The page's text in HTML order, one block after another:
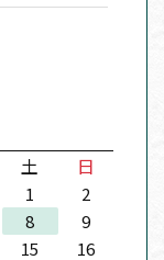
土 日
1
2
8
9
15
16